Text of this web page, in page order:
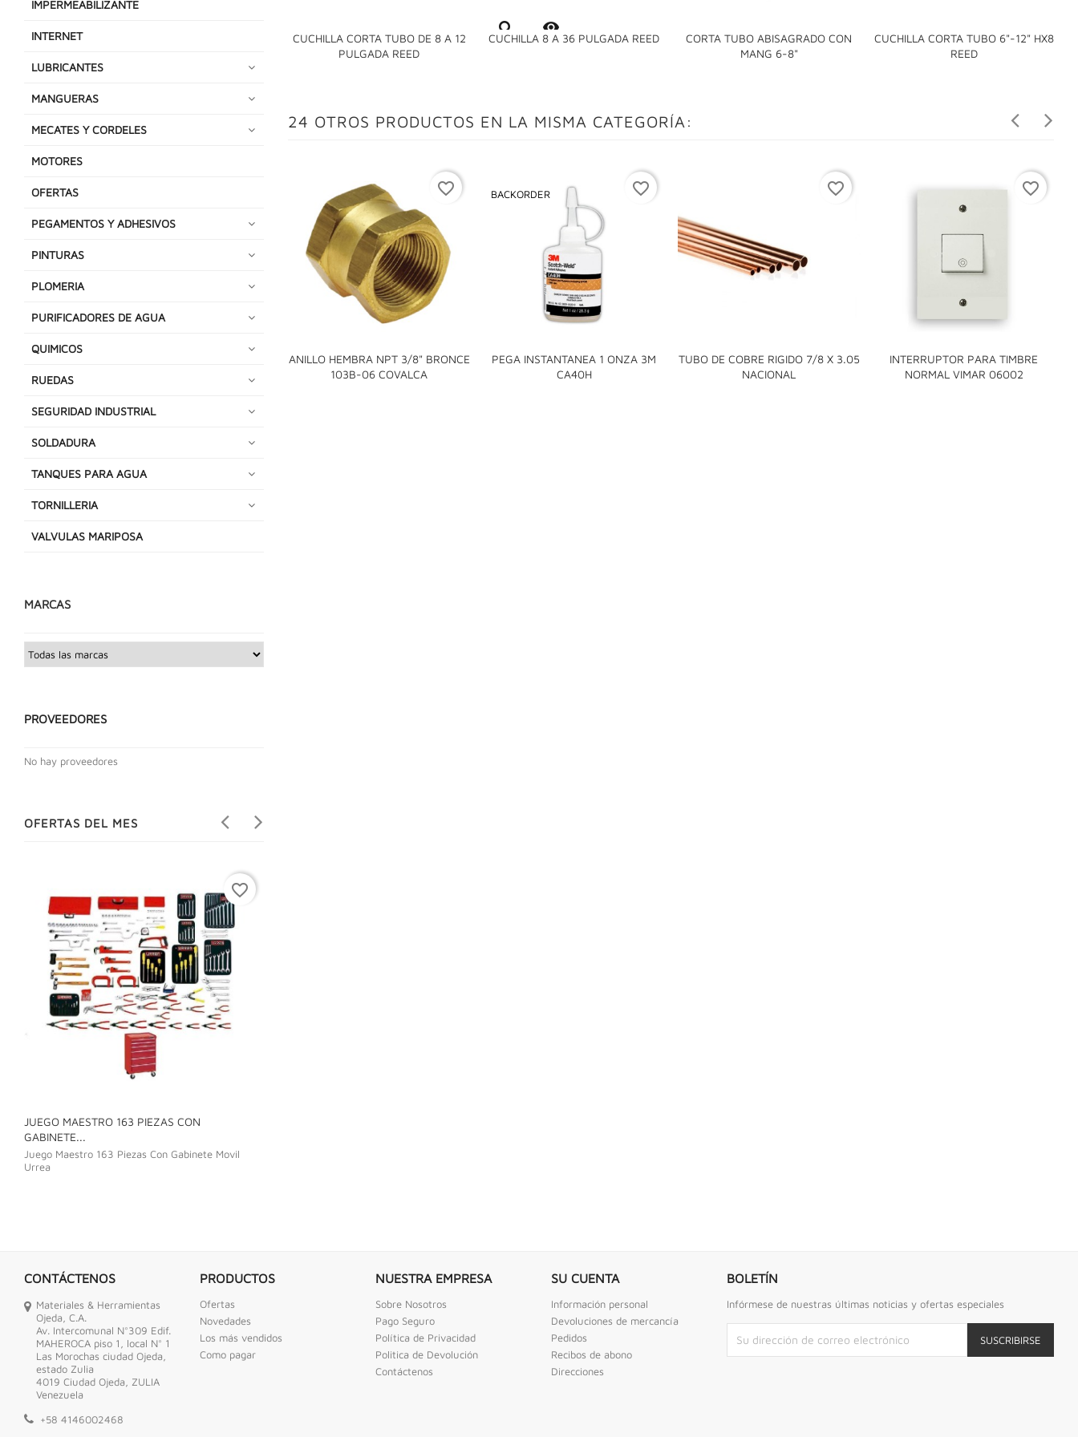
IMPERMEABILIZANTE
INTERNET
LUBRICANTES
MANGUERAS
MECATES Y CORDELES
MOTORES
OFERTAS
PEGAMENTOS Y ADHESIVOS
PINTURAS
PLOMERIA
PURIFICADORES DE AGUA
QUIMICOS
RUEDAS
SEGURIDAD INDUSTRIAL
SOLDADURA
TANQUES PARA AGUA
TORNILLERIA
VALVULAS MARIPOSA
MARCAS
PROVEEDORES
No hay proveedores
OFERTAS DEL MES
JUEGO MAESTRO 163 PIEZAS CON
GABINETE...
Juego Maestro 163 Piezas Con Gabinete Movil
Urrea
favorite_border
CUCHILLA CORTA TUBO DE 8 A 12
PULGADA REED
 CUCHILLA 8 A 36 PULGADA REED

CORTA TUBO ABISAGRADO CON
MANG 6-8"

CUCHILLA CORTA TUBO 6"-12" HX8
REED

24 OTROS PRODUCTOS EN LA MISMA CATEGORÍA:
ANILLO HEMBRA NPT 3/8" BRONCE
103B-06 COVALCA

favorite_border
PEGA INSTANTANEA 1 ONZA 3M
CA40H
BACKORDER

favorite_border
TUBO DE COBRE RIGIDO 7/8 X 3.05
NACIONAL

favorite_border
INTERRUPTOR PARA TIMBRE
NORMAL VIMAR 06002

favorite_border
CONTÁCTENOS
Materiales & Herramientas
Ojeda, C.A.
Av. Intercomunal N°309 Edif.
MAHEROCA piso 1, local N° 1
Las Morochas ciudad Ojeda,
estado Zulia
4019 Ciudad Ojeda, ZULIA
Venezuela
+58 4146002468
PRODUCTOS
Ofertas
Novedades
Los más vendidos
Como pagar
NUESTRA EMPRESA
Sobre Nosotros
Pago Seguro
Política de Privacidad
Politica de Devolución
Contáctenos
SU CUENTA
Información personal
Devoluciones de mercancía
Pedidos
Recibos de abono
Direcciones
BOLETÍN
Infórmese de nuestras últimas noticias y ofertas especiales